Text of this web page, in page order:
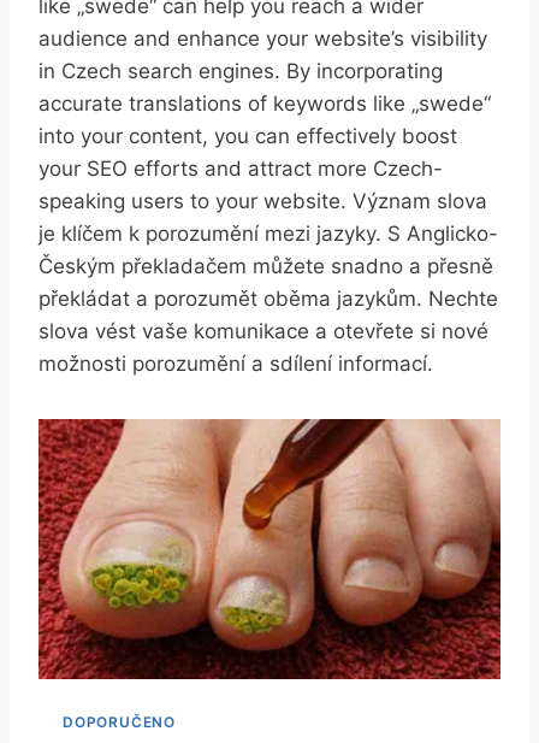
like „swede“ can help you reach a wider
audience and enhance your website’s visibility
in Czech search engines. By incorporating
accurate translations of keywords like „swede“
into your content, you can effectively boost
your SEO efforts and attract more Czech-
speaking users to your website. Význam slova
je klíčem k porozumění mezi jazyky. S Anglicko-
Českým překladačem můžete snadno a přesně
překládat a porozumět oběma jazykům. Nechte
slova vést vaše komunikace a otevřete si nové
možnosti porozumění a sdílení informací.